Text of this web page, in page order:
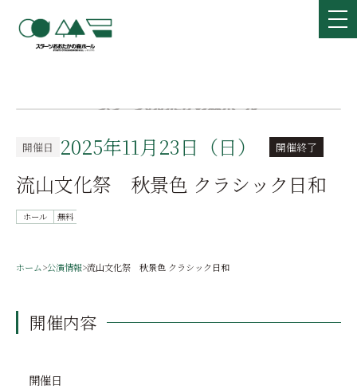
開催日 2025年11月23日（日） 開催終了
流山文化祭 秋景色 クラシック日和
ホール 無料
ホーム>公演情報>流山文化祭 秋景色 クラシック日和
開催内容
開催日